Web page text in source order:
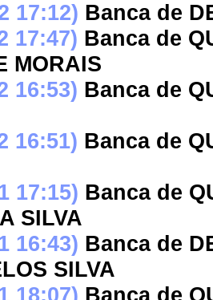
17:12) Banca de
17:47) Banca de
MORAIS
16:53) Banca de
16:51) Banca de
17:15) Banca de
SILVA
16:43) Banca de
SILVA
18:07) Banca de